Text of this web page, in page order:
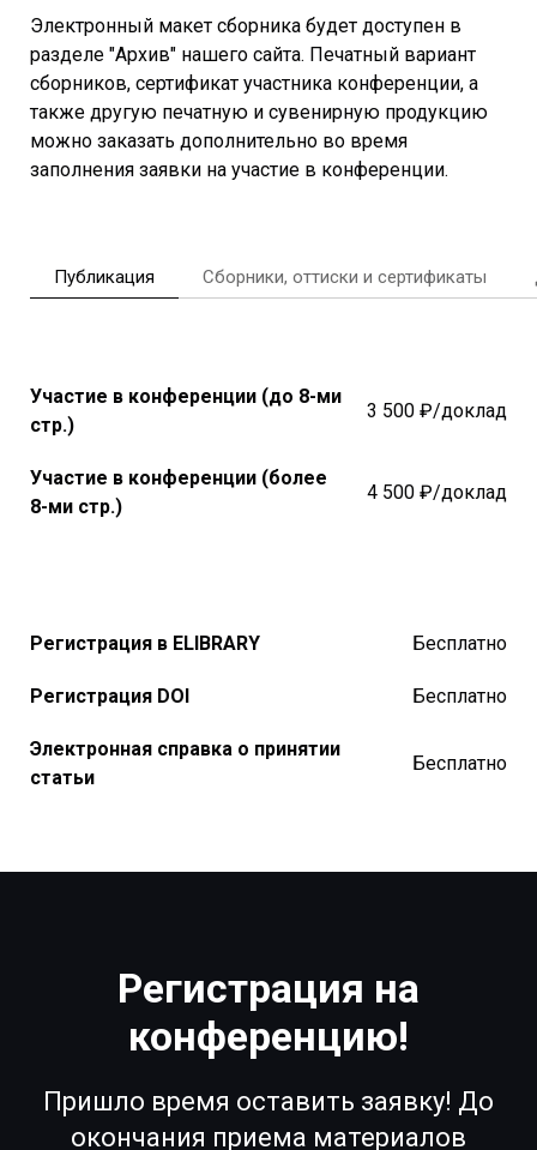
Электронный макет сборника будет доступен в
разделе "Архив" нашего сайта. Печатный вариант
сборников, сертификат участника конференции, а
также другую печатную и сувенирную продукцию
можно заказать дополнительно во время
заполнения заявки на участие в конференции.
Публикация Сборники, оттиски и сертификаты
Участие в конференции (до 8-ми
стр.)
3 500 ₽/доклад
Участие в конференции (более
8-ми стр.)
4 500 ₽/доклад
Регистрация в ELIBRARY Бесплатно
Регистрация DOI Бесплатно
Электронная справка о принятии
статьи
Бесплатно
Регистрация на
конференцию!
Пришло время оставить заявку! До
окончания приема материалов